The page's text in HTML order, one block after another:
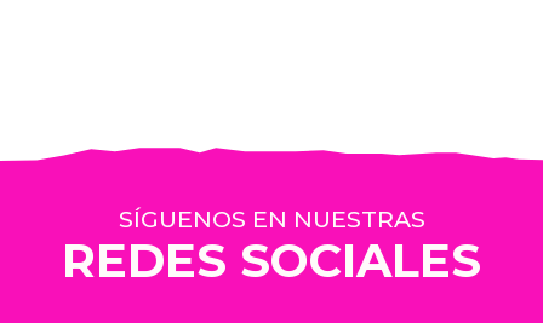
SÍGUENOS EN NUESTRAS
REDES SOCIALES